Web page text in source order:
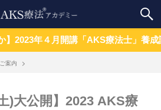
４月開講「AKS療法士」養成講座
案内
)大公開】2023 AKS療